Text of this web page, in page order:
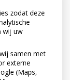
zodat deze
wij uw
samen met
externe
(Maps,